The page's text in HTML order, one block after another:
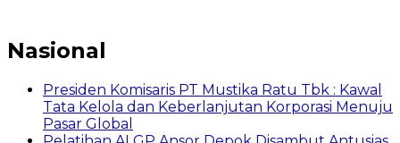
Nasional
Presiden Komisaris PT Mustika Ratu Tbk : Kawal
Tata Kelola dan Keberlanjutan Korporasi Menuju
Pasar Global